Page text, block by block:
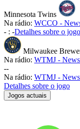
Minnesota Twins
Na rádio: WCCO -
- : -Detalhes sobre o jogo
Milwaukee
Na rádio: WTMJ -
--
Na rádio: WTMJ -
Detalhes sobre o jogo
Jogos actuais